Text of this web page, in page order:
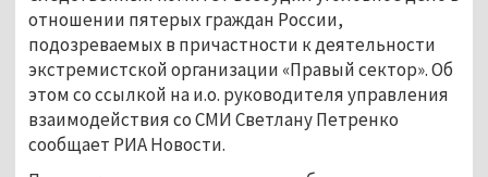
отношении пятерых граждан России,
подозреваемых в причастности к деятельности
экстремистской организации «Правый сектор». Об
этом со ссылкой на и.о. руководителя управления
взаимодействия со СМИ Светлану Петренко
сообщает РИА Новости.